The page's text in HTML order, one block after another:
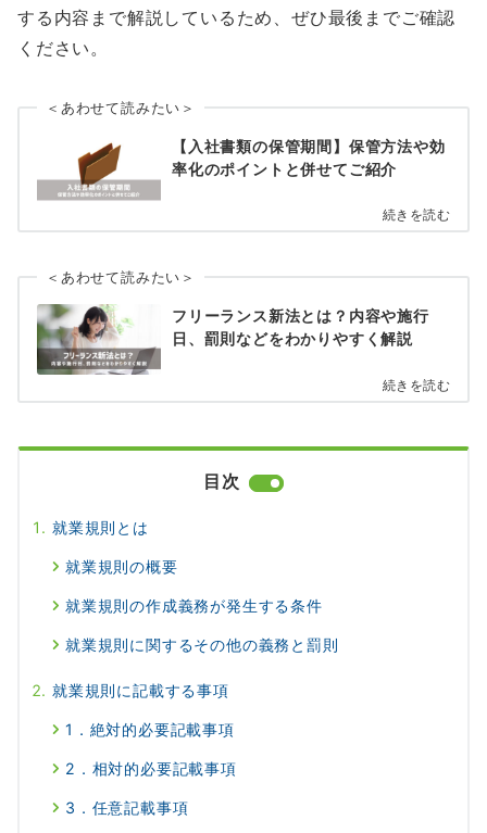
する内容まで解説しているため、ぜひ最後までご確認
ください。
＜あわせて読みたい＞
【入社書類の保管期間】保管方法や効
率化のポイントと併せてご紹介
続きを読む
＜あわせて読みたい＞
フリーランス新法とは？内容や施行
日、罰則などをわかりやすく解説
続きを読む
目次
就業規則とは
就業規則の概要
就業規則の作成義務が発生する条件
就業規則に関するその他の義務と罰則
就業規則に記載する事項
1．絶対的必要記載事項
2．相対的必要記載事項
3．任意記載事項